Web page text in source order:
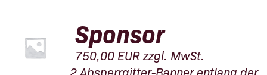
Sponsor
750,00EURzzgl. MwSt.
2 Absperrgitter-Banner entlang der